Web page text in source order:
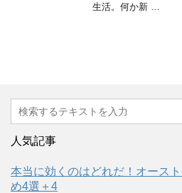
生活。何か新 …
人気記事
本当に効くのはどれだ！オース
め4選＋4